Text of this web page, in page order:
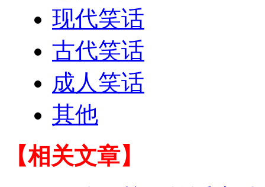
现代笑话
古代笑话
成人笑话
其他
【相关文章】